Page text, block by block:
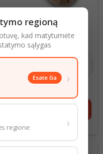
SLĖGTAINIS NAMINIS
KEPENŲ VIGESTA
Kaina
5,99€ už 1 Kg
regioną
kad matytumėte
sąlygas
Esate čia ›
regione ›